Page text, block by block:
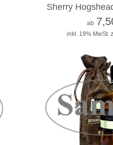
Sherry
inkl. 19% MwSt.
ab